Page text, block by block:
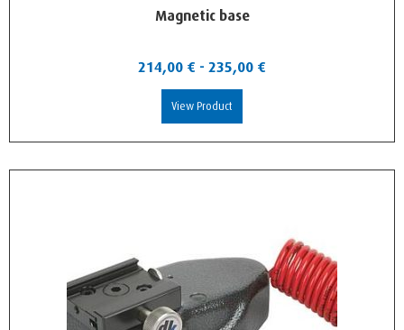
Magnetic base
214,00 € - 235,00 €
View Product